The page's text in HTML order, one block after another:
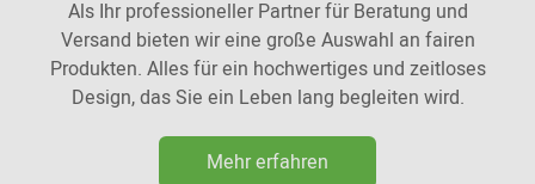
Als Ihr professioneller Partner für Beratung und
Versand bieten wir eine große Auswahl an fairen
Produkten. Alles für ein hochwertiges und zeitloses
Design, das Sie ein Leben lang begleiten wird.
Mehr erfahren